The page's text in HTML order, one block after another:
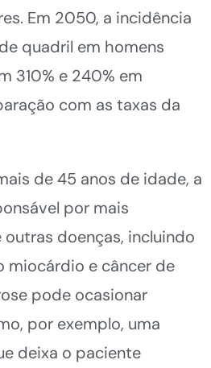
Em 2050, a incidência
quadril em homens
310% e 240% em
com as taxas da
de 45 anos de idade, a
por mais
doenças, incluindo
miocárdio e câncer de
pode ocasionar
por exemplo, uma
deixa o paciente